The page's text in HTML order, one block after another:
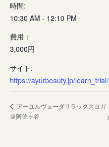
時間:
10:30 AM - 12:10 PM
費用：
3,000円
サイト:
https://ayurbeauty.jp/
アーユルヴェーダリラックスヨガ
＠阿佐ヶ谷